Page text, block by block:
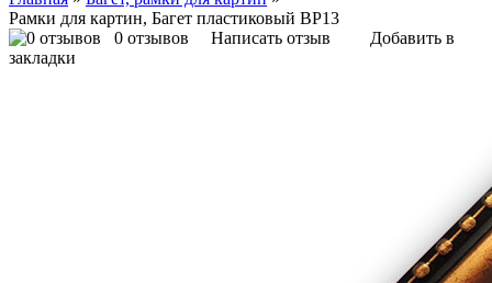
Рамки для картин, Багет пластиковый BP13
0 отзывов
Написать отзыв
Добавить в
закладки